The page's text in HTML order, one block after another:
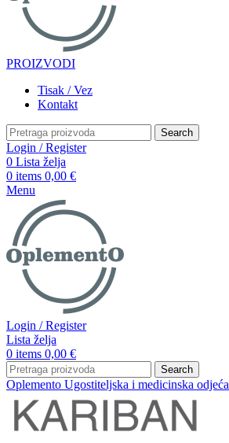
PROIZVODI
Tisak / Vez
Kontakt
Search
Login / Register
0 Lista želja
0 items 0,00 €
Menu
Login / Register
Lista želja
0 items 0,00 €
Search
Oplemento Ugostiteljska i medicinska odjeća